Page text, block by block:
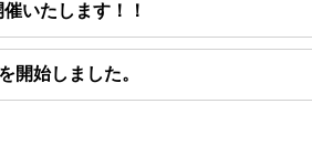
いたします！！
開始しました。